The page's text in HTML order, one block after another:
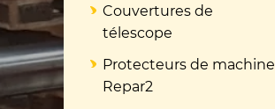
Couvertures de
télescope
Protecteurs de machine
Repar2